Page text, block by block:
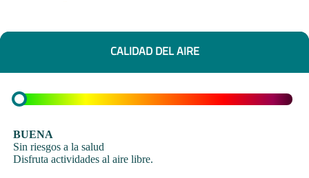
CALIDAD DEL AIRE
BUENA
Sin riesgos a la salud
Disfruta actividades al aire libre.